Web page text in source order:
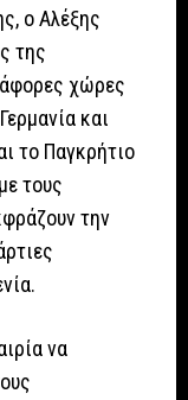
ο Αλέξης
της
χώρες
και
το Παγκρήτιο
τους
την
να